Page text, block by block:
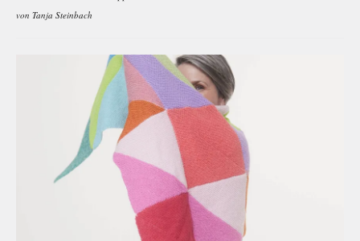
von Tanja Steinbach